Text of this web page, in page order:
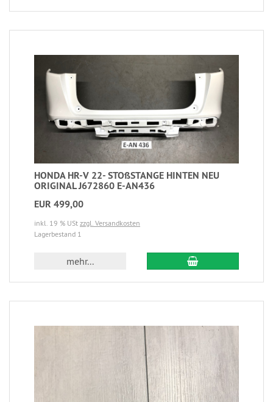
HONDA HR-V 22- STOßSTANGE HINTEN NEU
ORIGINAL J672860 E-AN436
EUR 499,00
inkl. 19 % USt zzgl. Versandkosten
Lagerbestand 1
mehr...